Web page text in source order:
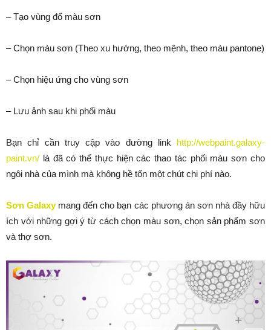
– Tạo vùng đổ màu sơn
– Chọn màu sơn (Theo xu hướng, theo mệnh, theo màu pantone)
– Chọn hiệu ứng cho vùng sơn
– Lưu ảnh sau khi phối màu
Bạn chỉ cần truy cập vào đường link http://webpaint.galaxy-
paint.vn/ là đã có thể thực hiện các thao tác phối màu sơn cho
ngôi nhà của mình mà không hề tốn một chút chi phí nào.
Sơn Galaxymang đến cho bạn các phương án sơn nhà đầy hữu
ích với những gợi ý từ cách chọn màu sơn, chọn sản phẩm sơn
và thợ sơn.